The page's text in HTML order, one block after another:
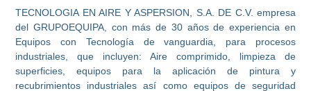
TECNOLOGIA EN AIRE Y ASPERSION, S.A. DE C.V. empresa
del GRUPOEQUIPA, con más de 30 años de experiencia en
Equipos con Tecnología de vanguardia, para procesos
industriales, que incluyen: Aire comprimido, limpieza de
superficies, equipos para la aplicación de pintura y
recubrimientos industriales así como equipos de seguridad